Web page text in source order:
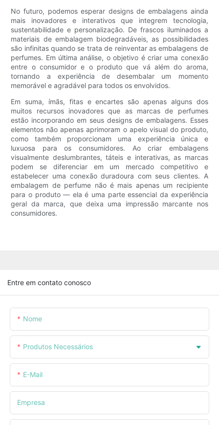
No futuro, podemos esperar designs de embalagens ainda
mais inovadores e interativos que integrem tecnologia,
sustentabilidade e personalização. De frascos iluminados a
materiais de embalagem biodegradáveis, as possibilidades
são infinitas quando se trata de reinventar as embalagens de
perfumes. Em última análise, o objetivo é criar uma conexão
entre o consumidor e o produto que vá além do aroma,
tornando a experiência de desembalar um momento
memorável e agradável para todos os envolvidos.
Em suma, ímãs, fitas e encartes são apenas alguns dos
muitos recursos inovadores que as marcas de perfumes
estão incorporando em seus designs de embalagens. Esses
elementos não apenas aprimoram o apelo visual do produto,
como também proporcionam uma experiência única e
luxuosa para os consumidores. Ao criar embalagens
visualmente deslumbrantes, táteis e interativas, as marcas
podem se diferenciar em um mercado competitivo e
estabelecer uma conexão duradoura com seus clientes. A
embalagem de perfume não é mais apenas um recipiente
para o produto — ela é uma parte essencial da experiência
geral da marca, que deixa uma impressão marcante nos
consumidores.
Entre em contato conosco
Nome
Produtos Necessários
E-Mail
Empresa